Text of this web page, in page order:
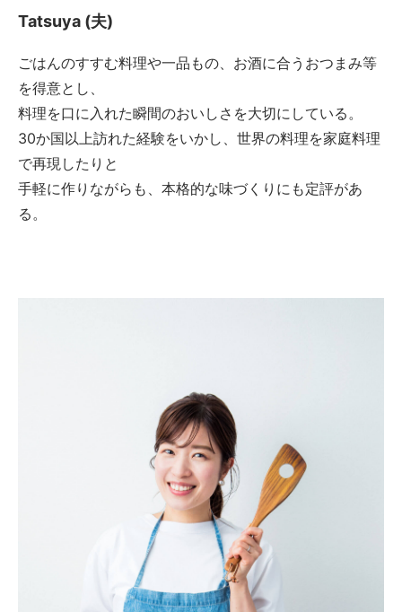
Tatsuya (夫)
ごはんのすすむ料理や一品もの、お酒に合うおつまみ等
を得意とし、
料理を口に入れた瞬間のおいしさを大切にしている。
30か国以上訪れた経験をいかし、世界の料理を家庭料理
で再現したりと
手軽に作りながらも、本格的な味づくりにも定評があ
る。